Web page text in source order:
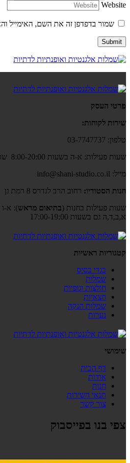
Website
שמור בדפדפן זה את השם, האימייל
פרטי העסק
שירות לקוחות:
טלפון: 03-7747737
שעות פעילות: א-ה בשעות 8:00-20:00 שרות לקוחות
מייל: info@shani-studio.co.il
חנות הסטודיו: רחוב הרב לנדרס 8 רמת גן
שעות פעילות בחנות (בתיאום מראש
א,ב,ד,ה גם בשעות 17:00-19:00
קטגוריות ראשיות
בגדי בסיס
שמלות
חולצות וגופיות
חצאיות
שמלות הנקה
נערות
שימושי
דף הבית
אודות
חנות
תנאי השירות
צור קשר
צפי בנו בפייסבוק